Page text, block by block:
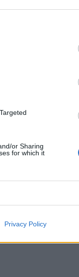
or Sharing
for which it
Privacy Policy
медии.
във